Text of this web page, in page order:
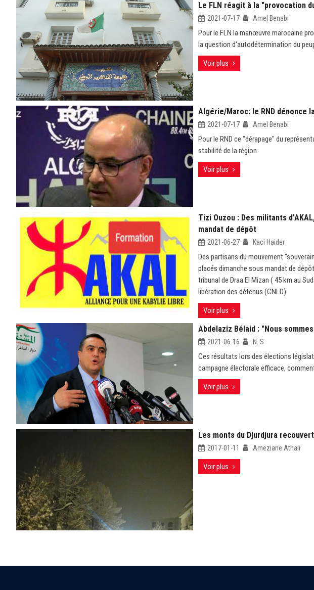
Le FLN réagit à la "provocation
2021-07-17 Amel Benabi
Pour le FLN la manœuvre marocaine
la question d'autodétermination du
Voir plus
Algérie/Maroc: le RND dénonce
2021-07-17 Amel Benabi
Pour le RND ce "dérapage" du
stabilité de la région
Voir plus
Tizi Ouzou : Des militants
mandat de dépôt
2021-06-27 Kaci Haider
Des partisans du mouvement
placés dimanche sous mandat de
tribunal de Draa El Mizan ( 45 km au
libération des détenus (CNLD).
Voir plus
Abdelaziz Bélaid : "Nous
2021-06-16 N. S
Ces résultats lors des élections
campagne électorale efficace,
Voir plus
Les monts du Djurdjura
2017-01-11 Ameziane Athali
Voir plus